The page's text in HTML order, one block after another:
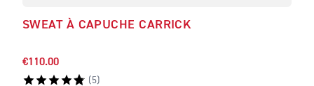
SWEAT À CAPUCHE CARRICK
€110.00
( 5)